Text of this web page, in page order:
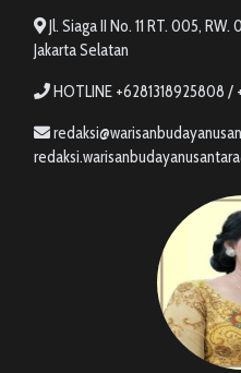
Jl. Siaga II No. 11 RT. 005,
Jakarta Selatan
HOTLINE +6281318925808 /